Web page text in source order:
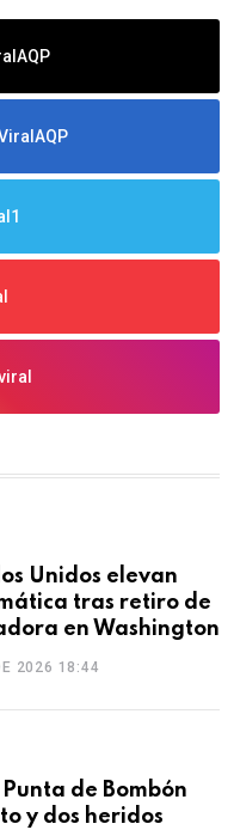
Unidos elevan
tras retiro de
en Washington
2026 18:44
de Bombón
y dos heridos